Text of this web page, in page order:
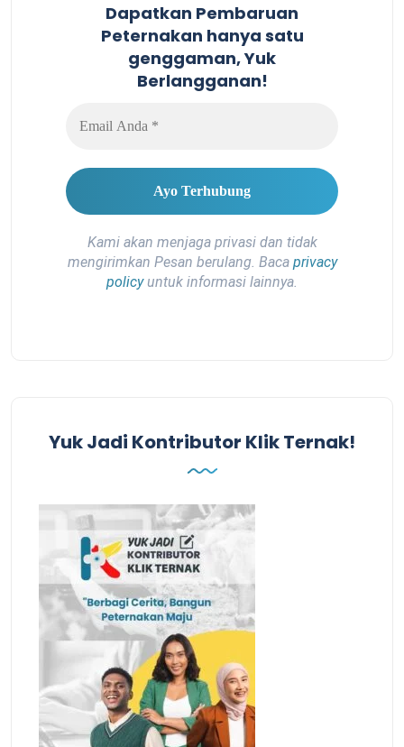
Dapatkan Pembaruan
Peternakan hanya satu
genggaman, Yuk
Berlangganan!
Kami akan menjaga privasi dan tidak
mengirimkan Pesan berulang. Baca privacy
policyuntuk informasi lainnya.
Yuk Jadi Kontributor Klik Ternak!